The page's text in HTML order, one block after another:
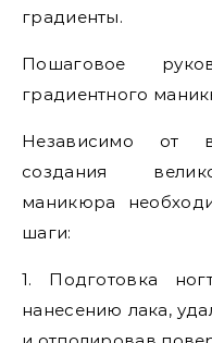
градиенты.
Пошаговое
градиентного
Независимо от
создания
маникюра
шаги:
1. Подготовка
нанесению лака,